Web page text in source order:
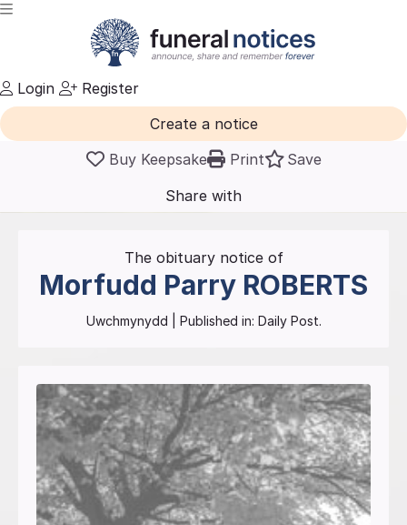
Login
Register
Create a notice
Buy Keepsake
Print
Save
Share with
friends
The obituary notice of
Morfudd Parry ROBERTS
Uwchmynydd | Published in: Daily Post.